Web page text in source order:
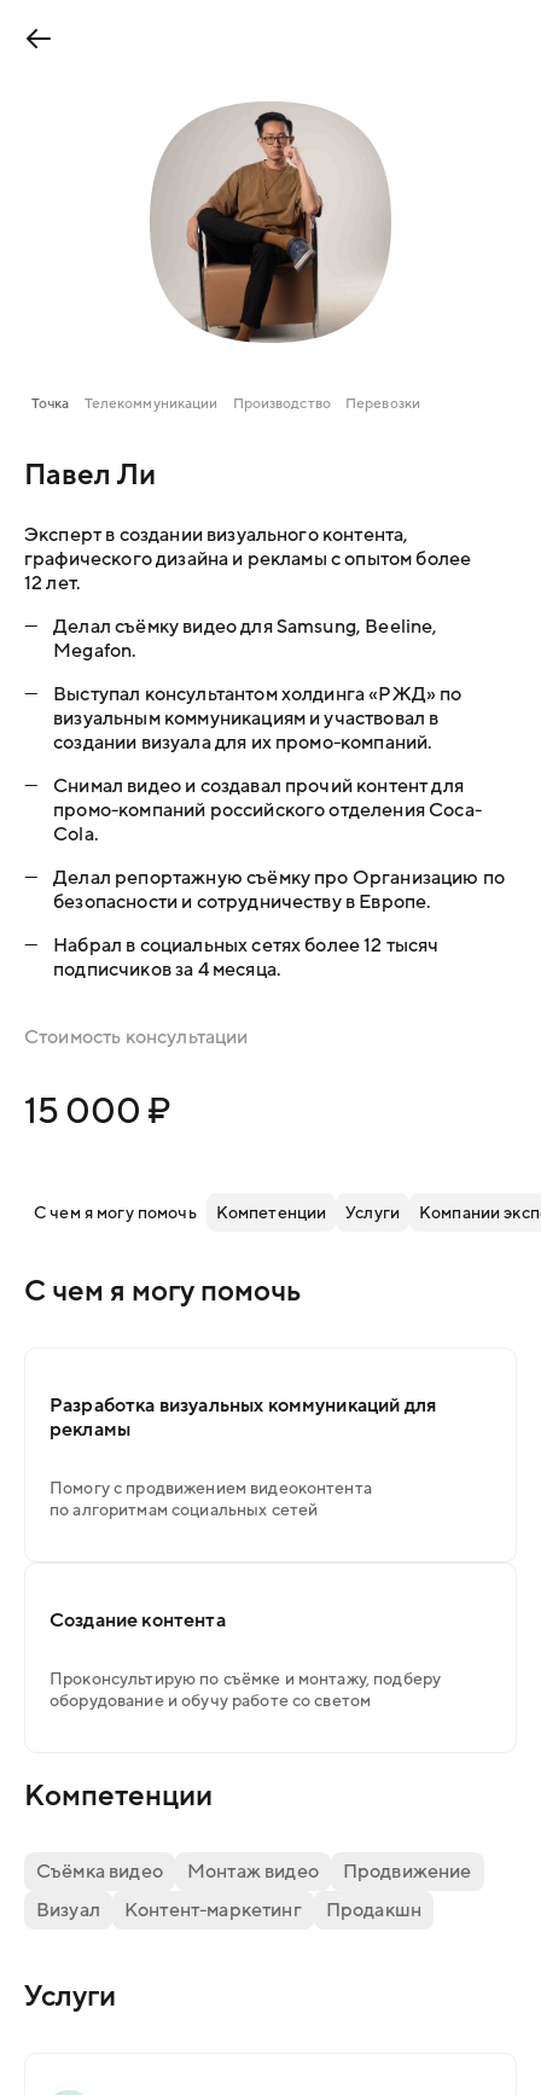
Точка Телекоммуникации Производство Перевозки
Павел Ли
Эксперт в создании визуального контента,
графического дизайна и рекламы с опытом более
12 лет.
—
Делал съёмку видео для Samsung, Beeline,
Megafon.
—
Выступал консультантом холдинга «РЖД» по
визуальным коммуникациям и участвовал в
создании визуала для их промо-компаний.
—
Снимал видео и создавал прочий контент для
промо-компаний российского отделения Coca-
Cola.
—
Делал репортажную съёмку про Организацию по
безопасности и сотрудничеству в Европе.
—
Набрал в социальных сетях более 12 тысяч
подписчиков за 4 месяца.
Стоимость консультации
15 000 ₽
С чем я могу помочь Компетенции Услуги Компании
С чем я могу помочь
Разработка визуальных коммуникаций для
рекламы
Помогу с продвижением видеоконтента
по алгоритмам социальных сетей
Создание контента
Проконсультирую по съёмке и монтажу, подберу
оборудование и обучу работе со светом
Компетенции
Съёмка видео Монтаж видео
Продвижение
Визуал
Контент-маркетинг Продакшн
Услуги